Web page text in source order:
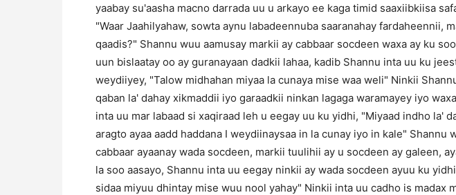
yaabay su'aasha macno darrada uu u arkayo ee kaga timid saaxiibkiisa
"Waar Jaahilyahaw, sowta aynu labadeennuba saaranahay fardaheennii,
qaadis?" Shannu wuu aamusay markii ay cabbaar socdeen waxa ay ku
uun bislaatay oo ay guranayaan dadkii lahaa, kadib Shannu inta uu ku
weydiiyey, "Talow midhahan miyaa la cunaya mise waa weli" Ninkii
qaban la' dahay xikmaddii iyo garaadkii ninkan lagaga waramayey iyo
inta uu mar labaad si xaqiraad leh u eegay uu ku yidhi, "Miyaad indho la'
aragto ayaa aadd haddana I weydiinaysaa in la cunay iyo in kale" Shannu
cabbaar ayaanay wada socdeen, markii tuulihii ay u socdeen ay galeen,
la soo aasayo, Shannu inta uu eegay ninkii ay wada socdeen ayuu ku
sidaa miyuu dhintay mise wuu nool yahay" Ninkii inta uu cadho is madax